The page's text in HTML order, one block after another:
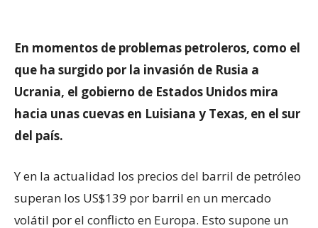
En momentos de problemas petroleros, como el
que ha surgido por la invasión de Rusia a
Ucrania, el gobierno de Estados Unidos mira
hacia unas cuevas en Luisiana y Texas, en el sur
del país.
Y en la actualidad los precios del barril de petróleo
superan los US$139 por barril en un mercado
volátil por el conflicto en Europa. Esto supone un